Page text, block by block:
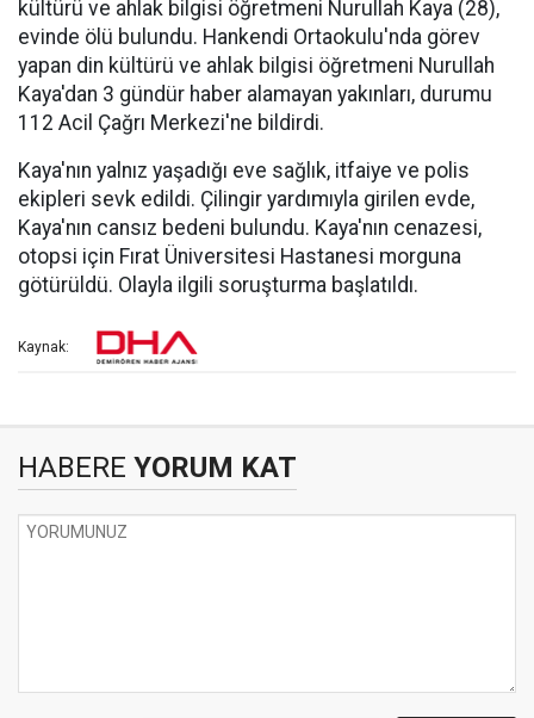
kültürü ve ahlak bilgisi öğretmeni Nurullah Kaya (28),
evinde ölü bulundu. Hankendi Ortaokulu'nda görev
yapan din kültürü ve ahlak bilgisi öğretmeni Nurullah
Kaya'dan 3 gündür haber alamayan yakınları, durumu
112 Acil Çağrı Merkezi'ne bildirdi.
Kaya'nın yalnız yaşadığı eve sağlık, itfaiye ve polis
ekipleri sevk edildi. Çilingir yardımıyla girilen evde,
Kaya'nın cansız bedeni bulundu. Kaya'nın cenazesi,
otopsi için Fırat Üniversitesi Hastanesi morguna
götürüldü. Olayla ilgili soruşturma başlatıldı.
Kaynak:
HABERE YORUM KAT